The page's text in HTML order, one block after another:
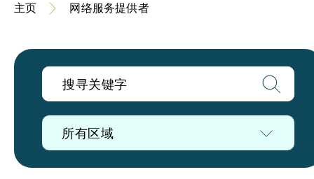
主页 网络服务提供者
所有区域